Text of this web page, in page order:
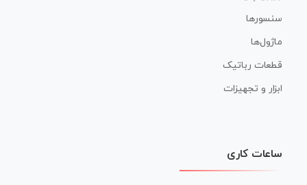
سنسورها
ماژول‌ها
قطعات رباتیک
ابزار و تجهیزات
ساعات کاری